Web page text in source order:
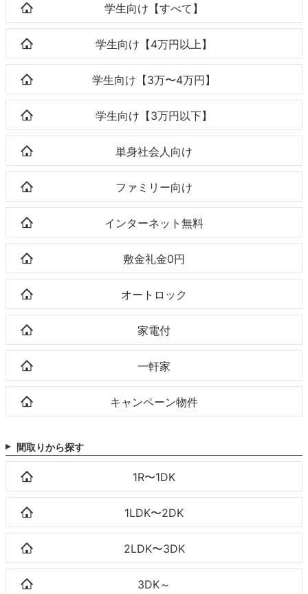
学生向け【すべて】
学生向け【4万円以上】
学生向け【3万〜4万円】
学生向け【3万円以下】
単身社会人向け
ファミリー向け
インターネット無料
敷金礼金0円
オートロック
家電付
一軒家
キャンペーン物件
間取りから探す
1R〜1DK
1LDK〜2DK
2LDK〜3DK
3DK～